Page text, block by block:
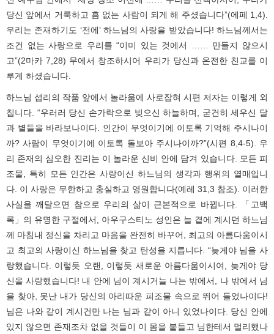
당신 앞에서 거룩하고 흠 없는 사람이 되게 해 주셨습니다”(에페 1,4).
우리는 존재하기도 ‘전에’ 하느님의 사랑을 받았습니다! 하느님께서는
조건 없는 사랑으로 우리를 “이미 있는 것에서 …… 만들지 않으시
고”(2마카 7,28) 무에서 창조하시어 우리가 당신과 온전한 친교를 이
루게 하셨습니다.
하느님 섭리의 작품 앞에서 놀라움에 사로잡혀 시편 저자는 이렇게 외
칩니다. “우러러 당신 손가락으로 빚으신 하늘하며, 굳건히 세우신 달
과 별들을 바라보나이다. 인간이 무엇이기에 이토록 기억해 주시나이
까? 사람이 무엇이기에 이토록 돌보아 주시나이까?”(시편 8,4-5). 우
리 존재의 심오한 진리는 이 놀라운 신비 안에 담겨 있습니다. 모든 피
조물, 특히 모든 인간은 사랑이신 하느님의 생각과 행위의 열매입니
다. 이 사랑은 무한하고 충실하고 영원합니다(예레 31,3 참조). 이러한
사실을 깨달으면 참으로 우리의 삶이 근본적으로 바뀝니다. 「고백
록」의 유명한 구절에서, 아우구스티노 성인은 늘 곁에 계시던 하느님
께 마침내 정신을 차리고 마음을 완전히 바꾸어, 최고의 아름다움이시
고 최고의 사랑이신 하느님을 찾고 탄성을 지릅니다. “늦게야 님을 사
랑했습니다. 이렇듯 오랜, 이렇듯 새로운 아름다움이시여, 늦게야 당
신을 사랑했습니다! 내 안에 님이 계시거늘 나는 밖에서, 나 밖에서 님
을 찾아, 못난 내가 당신의 아리따운 피조물 속으로 뛰어 들었나이다!
님은 나와 같이 계시건만 나는 님과 같이 아니 있었나이다. 당신 안에
있지 않으면 존재조차 없을 것들이 이 몸을 붙들고 님한테서 멀리했나